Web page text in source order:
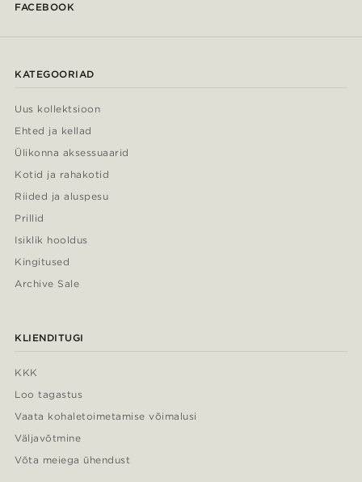
FACEBOOK
KATEGOORIAD
Uus kollektsioon
Ehted ja kellad
Ülikonna aksessuaarid
Kotid ja rahakotid
Riided ja aluspesu
Prillid
Isiklik hooldus
Kingitused
Archive Sale
KLIENDITUGI
KKK
Loo tagastus
Vaata kohaletoimetamise võimalusi
Väljavõtmine
Võta meiega ühendust